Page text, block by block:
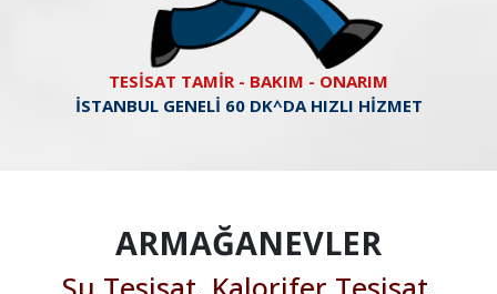
TESİSAT TAMİR - BAKIM - ONARIM
İSTANBUL GENELİ 60 DK^DA HIZLI HİZMET
ARMAĞANEVLER